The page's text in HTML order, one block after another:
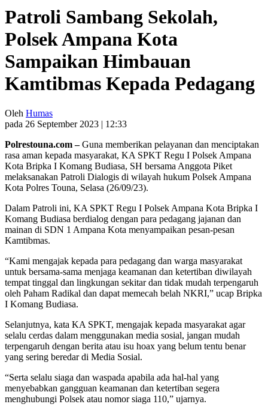
Patroli Sambang Sekolah,
Polsek Ampana Kota
Sampaikan Himbauan
Kamtibmas Kepada Pedagang
Oleh Humas
pada 26 September 2023 | 12:33
Polrestouna.com –Guna memberikan pelayanan dan menciptakan
rasa aman kepada masyarakat, KA SPKT Regu I Polsek Ampana
Kota Bripka I Komang Budiasa, SH bersama Anggota Piket
melaksanakan Patroli Dialogis di wilayah hukum Polsek Ampana
Kota Polres Touna, Selasa (26/09/23).
Dalam Patroli ini, KA SPKT Regu I Polsek Ampana Kota Bripka I
Komang Budiasa berdialog dengan para pedagang jajanan dan
mainan di SDN 1 Ampana Kota menyampaikan pesan-pesan
Kamtibmas.
“Kami mengajak kepada para pedagang dan warga masyarakat
untuk bersama-sama menjaga keamanan dan ketertiban diwilayah
tempat tinggal dan lingkungan sekitar dan tidak mudah terpengaruh
oleh Paham Radikal dan dapat memecah belah NKRI,” ucap Bripka
I Komang Budiasa.
Selanjutnya, kata KA SPKT, mengajak kepada masyarakat agar
selalu cerdas dalam menggunakan media sosial, jangan mudah
terpengaruh dengan berita atau isu hoax yang belum tentu benar
yang sering beredar di Media Sosial.
“Serta selalu siaga dan waspada apabila ada hal-hal yang
menyebabkan gangguan keamanan dan ketertiban segera
menghubungi Polsek atau nomor siaga 110,” ujarnya.